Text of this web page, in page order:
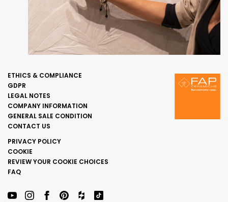
ETHICS & COMPLIANCE
GDPR
LEGAL NOTES
COMPANY INFORMATION
GENERAL SALE CONDITION
CONTACT US
PRIVACY POLICY
COOKIE
REVIEW YOUR COOKIE CHOICES
FAQ